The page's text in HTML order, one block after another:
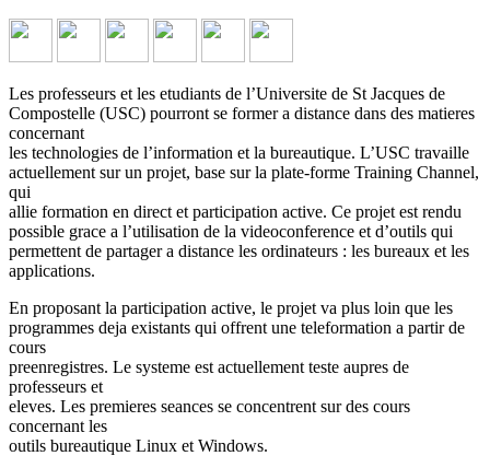
Les professeurs et les etudiants de l’Universite de St Jacques de
Compostelle (USC) pourront se former a distance dans des matieres
concernant
les technologies de l’information et la bureautique. L’USC travaille
actuellement sur un projet, base sur la plate-forme Training Channel,
qui
allie formation en direct et participation active. Ce projet est rendu
possible grace a l’utilisation de la videoconference et d’outils qui
permettent de partager a distance les ordinateurs : les bureaux et les
applications.
En proposant la participation active, le projet va plus loin que les
programmes deja existants qui offrent une teleformation a partir de
cours
preenregistres. Le systeme est actuellement teste aupres de
professeurs et
eleves. Les premieres seances se concentrent sur des cours
concernant les
outils bureautique Linux et Windows.